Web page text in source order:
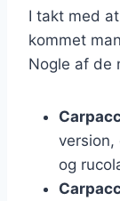
I takt med
kommet
Nogle af de
version,
og